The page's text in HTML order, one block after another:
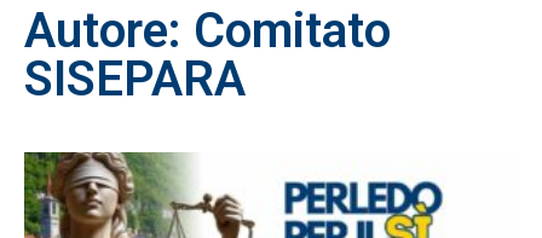
Autore: Comitato
SISEPARA